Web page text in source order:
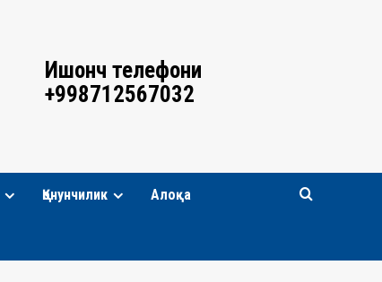
Ишонч телефони
+998712567032
Қонунчилик Алоқа